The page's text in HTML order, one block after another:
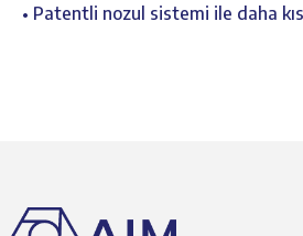
• Patentli nozul sistemi ile daha